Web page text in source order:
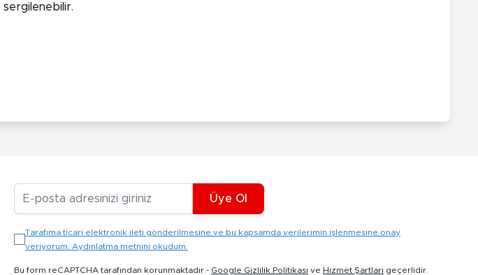
sergilenebilir.
Üye Ol
Tarafıma ticari elektronik ileti gönderilmesine ve bu kapsamda verilerimin işlenmesine onay
veriyorum. Aydınlatma metnini okudum.
Bu form reCAPTCHA tarafından korunmaktadır - Google Gizlilik Politikası ve Hizmet Şartları geçerlidir.